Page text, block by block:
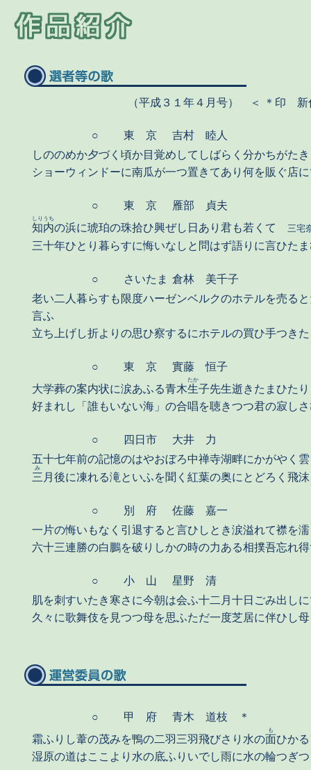
（平成３１年４月号） ＜ ＊印 新
○ 東 京
吉村 睦人
しののめか夕づく頃か目覚めしてしばらく分かちがた
ショーウィンドーに南瓜が一つ置きてあり何を販ぐ店
○ 東 京
雁部 貞夫
知内
しりうち
の浜に琥珀の珠拾ひ興ぜし日あり君も若くて 三宅
三十年ひとり暮らすに悔いなしと問はず語りに言ひた
○ さいたま 倉林 美千子
老い二人暮らすも限度ハーゼンベルクのホテルを売る
言ふ
立ち上げし折よりの思ひ察するにホテルの買ひ手つき
○ 東 京
實藤 恒子
大学葬の案内状に涙あふる青木生
たか
子先生逝きたまひたり
好まれし「誰もいない海」の合唱を聴きつつ君の寂し
○ 四日市
大井 力
五十七年前の記憶のはやおぼろ中禅寺湖畔にかがやく
三
み
月後に凍れる滝といふを聞く紅葉の奥にとどろく飛沫
○ 別 府
佐藤 嘉一
一片の悔いもなく引退すると言ひしとき涙溢れて襟を
六十三連勝の白鵬を破りしかの時の力ある相撲吾忘れ
○ 小 山
星野 清
肌を刺すいたき寒さに今朝は会ふ十二月十日ごみ出し
久々に歌舞伎を見つつ母を思ふただ一度芝居に伴ひし
○ 甲 府
青木 道枝 ＊
霜ふりし葦の茂みを鴨の二羽三羽飛びさり水の面
も
ひかる
湿原の道はここより水の底ふりいでし雨に水の輪つぎ